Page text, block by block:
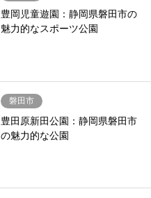
豊岡児童遊園：静岡県磐田市の
魅力的なスポーツ公園
磐田市
豊田原新田公園：静岡県磐田市
の魅力的な公園